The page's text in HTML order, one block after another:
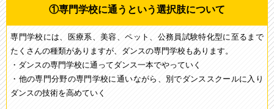
①専門学校に通うという選択肢について
専門学校には、医療系、美容、ペット、公務員試験特化型に至るまで
たくさんの種類がありますが、ダンスの専門学校もあります。
・ダンスの専門学校に通ってダンス一本でやっていく
・他の専門分野の専門学校に通いながら、別でダンススクールに入り
ダンスの技術を高めていく